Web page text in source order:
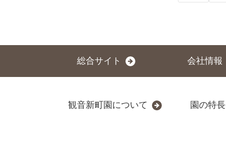
総合サイト 会社情報
観音新町園について 園の特長